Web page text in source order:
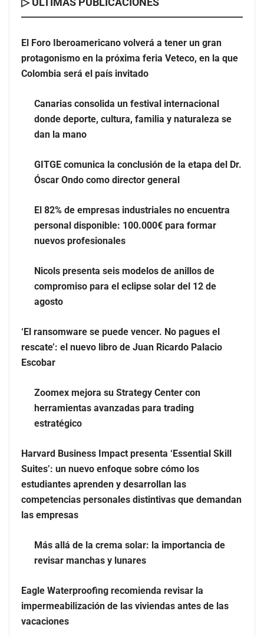
Canarias consolida un festival internacional donde
GITGE comunica la conclusión de la etapa del Dr. Óscar
Ondo como director general
El 82% de empresas industriales no encuentra personal
disponible: 100.000€ para formar nuevos profesionales
El Foro Iberoamericano volverá a tener un gran
protagonismo en la próxima feria Veteco, en la que
Colombia será el país invitado
Canarias consolida un festival internacional
donde deporte, cultura, familia y naturaleza se
dan la mano
GITGE comunica la conclusión de la etapa del Dr.
Óscar Ondo como director general
El 82% de empresas industriales no encuentra
personal disponible: 100.000€ para formar
nuevos profesionales
Nicols presenta seis modelos de anillos de
compromiso para el eclipse solar del 12 de
agosto
‘El ransomware se puede vencer. No pagues el
rescate’: el nuevo libro de Juan Ricardo Palacio
Escobar
Zoomex mejora su Strategy Center con
herramientas avanzadas para trading
estratégico
Harvard Business Impact presenta ‘Essential Skill
Suites’: un nuevo enfoque sobre cómo los
estudiantes aprenden y desarrollan las
competencias personales distintivas que demandan
las empresas
Más allá de la crema solar: la importancia de
revisar manchas y lunares
Eagle Waterproofing recomienda revisar la
impermeabilización de las viviendas antes de las
vacaciones